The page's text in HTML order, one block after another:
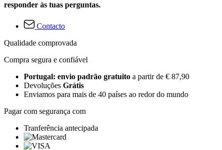
responder às tuas perguntas.
Contacto
Qualidade comprovada
Compra segura e confiável
Portugal: envio padrão gratuito a partir de € 87,90
Devoluções Grátis
Enviamos para mais de 40 países ao redor do mundo
Pagar com segurança com
Tranferência antecipada